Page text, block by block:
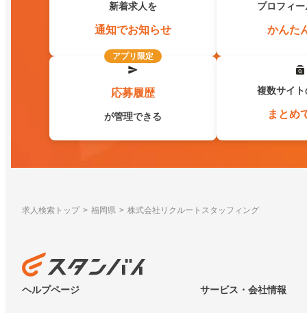
新着求人を
通知でお知らせ
プロフィ
かんた
アプリ限定
応募履歴
が管理できる
複数サイ
まとめ
求人検索トップ 福岡県 株式会社リクルートスタッフィング
ヘルプページ サービス・会社情報